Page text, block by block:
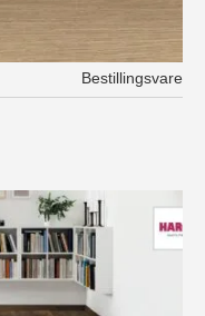
Bestillingsvare